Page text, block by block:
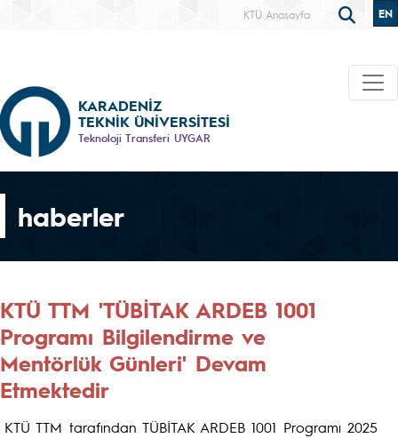
KTÜ Anasayfa EN
KARADENİZ
TEKNİK ÜNİVERSİTESİ
Teknoloji Transferi UYGAR
haberler
KTÜ TTM 'TÜBİTAK ARDEB 1001
Programı Bilgilendirme ve
Mentörlük Günleri' Devam
Etmektedir
KTÜ TTM tarafından TÜBİTAK ARDEB 1001 Programı 2025